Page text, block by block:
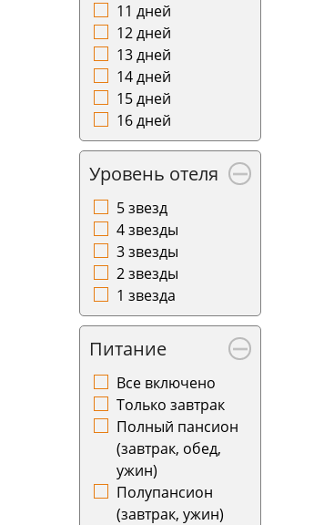
11 дней
12 дней
13 дней
14 дней
15 дней
16 дней
Уровень отеля
5 звезд
4 звезды
3 звезды
2 звезды
1 звезда
Питание
Все включено
Только завтрак
Полный пансион
(завтрак, обед,
ужин)
Полупансион
(завтрак, ужин)